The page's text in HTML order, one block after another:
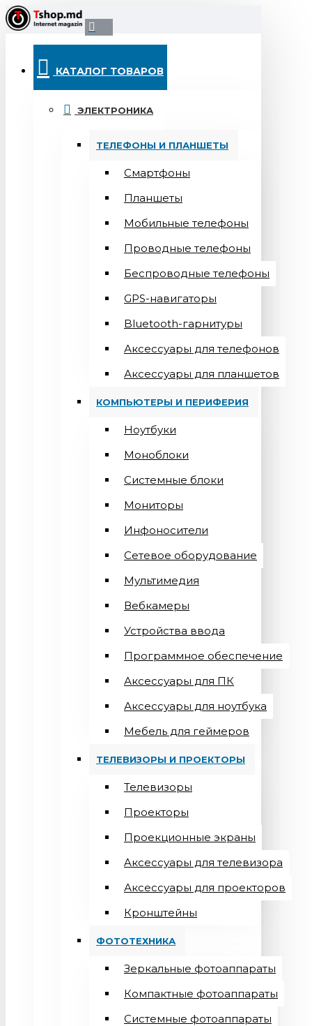
КАТАЛОГ ТОВАРОВ
ЭЛЕКТРОНИКА
ТЕЛЕФОНЫ И ПЛАНШЕТЫ
Смартфоны
Планшеты
Мобильные телефоны
Проводные телефоны
Беспроводные телефоны
GPS-навигаторы
Bluetooth-гарнитуры
Аксессуары для телефонов
Аксессуары для планшетов
КОМПЬЮТЕРЫ И ПЕРИФЕРИЯ
Ноутбуки
Моноблоки
Системные блоки
Мониторы
Инфоносители
Сетевое оборудование
Мультимедия
Вебкамеры
Устройства ввода
Программное обеспечение
Аксессуары для ПК
Аксессуары для ноутбука
Мебель для геймеров
ТЕЛЕВИЗОРЫ И ПРОЕКТОРЫ
Телевизоры
Проекторы
Проекционные экраны
Aксессуары для телевизора
Аксессуары для проекторов
Кронштейны
ФОТОТЕХНИКА
Зеркальные фотоаппараты
Компактные фотоаппараты
Системные фотоаппараты